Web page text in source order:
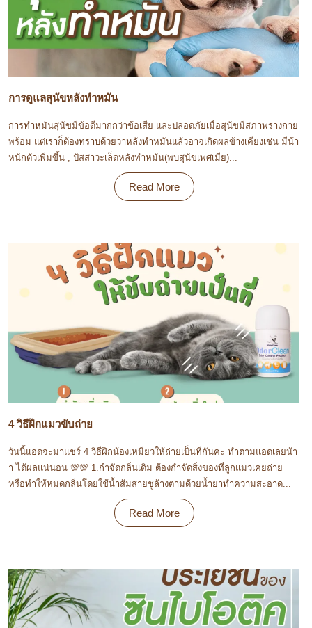
การดูแลสุนัขหลังทำหมัน
การทำหมันสุนัขมีข้อดีมากกว่าข้อเสีย และปลอดภัยเมื่อสุนัขมีสภาพร่างกาย
พร้อม แต่เราก็ต้องทราบด้วยว่าหลังทำหมันแล้วอาจเกิดผลข้างเคียงเช่น มีน้า
หนักตัวเพิ่มขึ้น , ปัสสาวะเล็ดหลังทำหมัน(พบสุนัขเพศเมีย)...
Read More
4 วิธีฝึกแมวขับถ่าย
วันนี้แอดจะมาแชร์ 4 วิธีฝึกน้องเหมียวให้ถ่ายเป็นที่กันค่ะ ทำตามแอดเลยน้า
า ได้ผลแน่นอน 💯💯 1.กำจัดกลิ่นเดิม ต้องกำจัดสิ่งของที่ลูกแมวเคยถ่าย
หรือทำให้หมดกลิ่นโดยใช้น้ำส้มสายชูล้างตามด้วยน้ำยาทำความสะอาด...
Read More